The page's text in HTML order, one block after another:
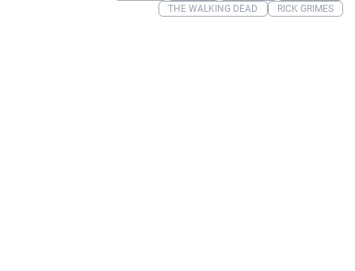
THE WALKING DEAD
RICK GRIMES